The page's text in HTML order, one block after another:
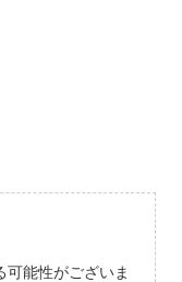
能性がございま